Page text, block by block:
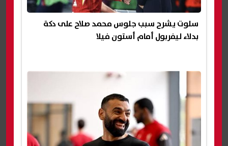
سلوت يشرح سبب جلوس محمد صلاح على دكة
بدلاء ليفربول أمام أستون فيلا